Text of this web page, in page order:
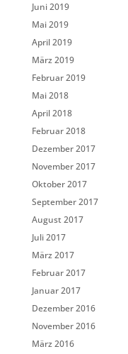
Juni 2019
Mai 2019
April 2019
März 2019
Februar 2019
Mai 2018
April 2018
Februar 2018
Dezember 2017
November 2017
Oktober 2017
September 2017
August 2017
Juli 2017
März 2017
Februar 2017
Januar 2017
Dezember 2016
November 2016
März 2016